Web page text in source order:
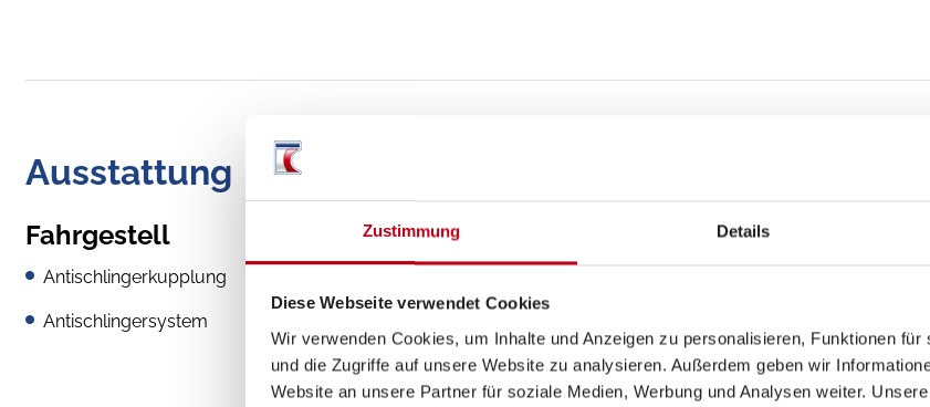
Zustimmung Details
Diese Webseite verwendet Cookies
Wir verwenden Cookies, um Inhalte und Anzeigen zu personalisieren, Funktionen
und die Zugriffe auf unsere Website zu analysieren. Außerdem geben wir
Website an unsere Partner für soziale Medien, Werbung und Analysen weiter.
Ausstattung
Fahrgestell
Antischlingerkupplung
Antischlingersystem